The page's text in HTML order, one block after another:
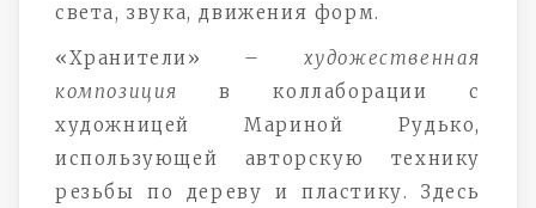
света, звука, движения форм.
«Хранители» – художественная
композиция в коллаборации с
художницей Мариной Рудько,
использующей авторскую технику
резьбы по дереву и пластику. Здесь